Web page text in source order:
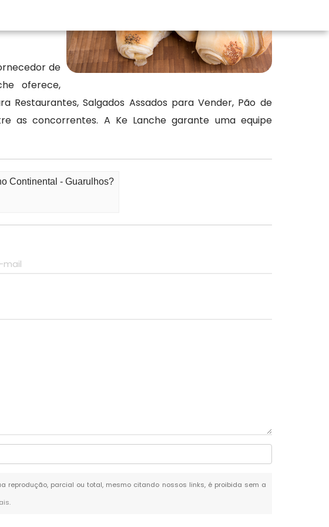
de
oferece,
Restaurantes, Salgados Assados para Vender, Pão de
as concorrentes. A Ke Lanche garante uma equipe
Continental - Guarulhos?
reprodução, parcial ou total, mesmo citando nossos links, é proibida sem a
.